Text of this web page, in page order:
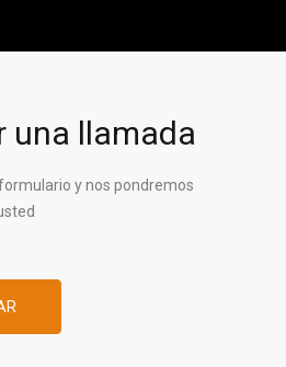
una llamada
y nos pondremos